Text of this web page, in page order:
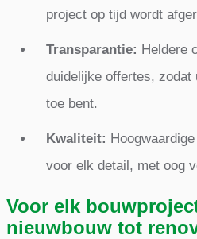
project op tijd wordt
Transparantie: Heldere
duidelijke offertes, zodat
toe bent.
Kwaliteit:
voor elk detail, met oog
Voor elk
nieuwbouw tot